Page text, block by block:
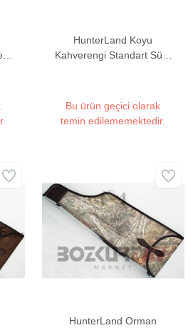
HunterLand Koyu
Kahverengi Standart Süet
Bu ürün geçici olarak
temin edilememektedir.
HunterLand Orman